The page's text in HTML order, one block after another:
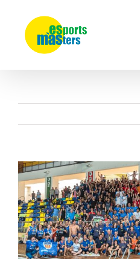
contenido